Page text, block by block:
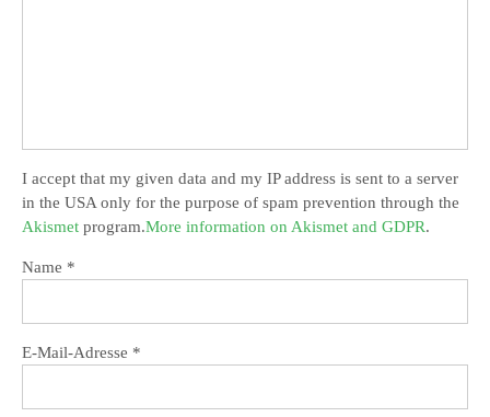
I accept that my given data and my IP address is sent to a server
in the USA only for the purpose of spam prevention through the
Akismet program.More information on Akismet and GDPR.
Name *
E-Mail-Adresse *